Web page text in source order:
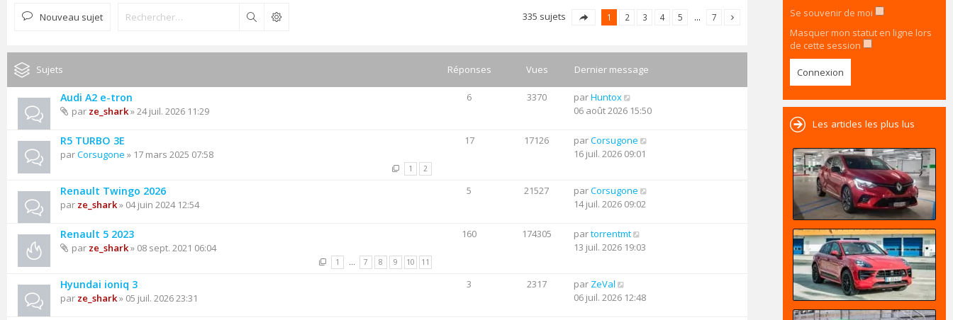
Nouveau sujet Rechercher 335 sujets 1 2 3 4 5 … 7
Sujets Réponses Vues Dernier message
Audi A2 e-tron
par ze_shark» 24 juil. 2026 11:29
6 3370 parHuntox
06 août 2026 15:50
R5 TURBO 3E
parCorsugone » 17 mars 2025 07:58
1 2
17 17126 parCorsugone
16 juil. 2026 09:01
Renault Twingo 2026
par ze_shark» 04 juin 2024 12:54
5 21527 parCorsugone
14 juil. 2026 09:02
Renault 5 2023
par ze_shark» 08 sept. 2021 06:04
1 … 7 8 9 10 11
160 174305 partorrentmt
13 juil. 2026 19:03
Hyundai ioniq 3
par ze_shark» 05 juil. 2026 23:31
3 2317 par ZeVal
06 juil. 2026 12:48
Se souvenir de moi
Masquer mon statut en ligne lors
de cette session
Les articles les plus lus